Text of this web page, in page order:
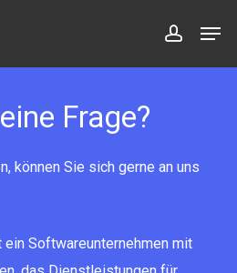
Konto
Frage?
können Sie sich gerne an uns
ein Softwareunternehmen mit